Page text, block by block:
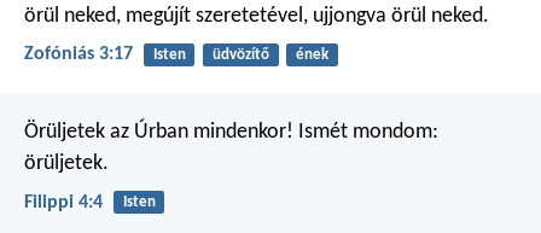
örül neked, megújít szeretetével, ujjongva örül neked.
Zofóniás 3:17 Isten üdvözítő ének
Örüljetek az Úrban mindenkor! Ismét mondom:
örüljetek.
Filippi 4:4 Isten